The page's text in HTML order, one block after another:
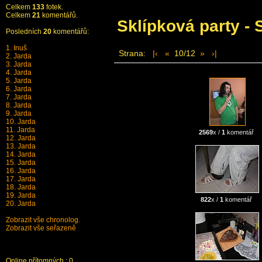
Celkem 133 fotek.
Celkem 21 komentářů.
Posledních 20 komentářů:
1. Inuš
2. Jarda
3. Jarda
4. Jarda
5. Jarda
6. Jarda
7. Jarda
8. Jarda
9. Jarda
10. Jarda
11. Jarda
12. Jarda
13. Jarda
14. Jarda
15. Jarda
16. Jarda
17. Jarda
18. Jarda
19. Jarda
20. Jarda
Zobrazit vše chronolog.
Zobrazit vše seřazeně
Sklípková party -
Strana: |‹ « 10/12 » ›|
2569x / 1 komentář
822x / 1 komentář